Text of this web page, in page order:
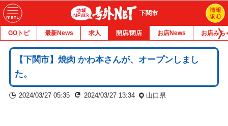
下関市
GOトピ 最新News 求人 開店/閉店 お店News お店みち
【下関市】焼肉 かわ本さんが、オープンしまし
た。
2024/03/27 05:35 2024/03/27 13:34 山口県